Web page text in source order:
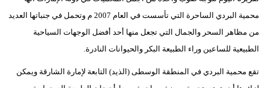
أبراج
سيارات
محمية البردي الساحرة التي تأسست في العام 2007 م وتحمل في جنباتها العديد
من مظاهر السحر والجمال التي تجعل منها أحد أفضل الوجهات السياحية
الطبيعية للساعين وراء الطبيعة البكر والحيوانات النادرة.
تقع محمية البردي في المنطقة الوسطى (الذيد) التابعة لإمارة الشارقة ويمكن